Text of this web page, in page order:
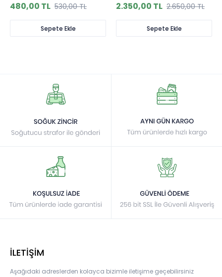
480,00 TL 530,00 TL
Sepete Ekle
2.350,00 TL 2.650,00 TL
Sepete Ekle
İLETİŞİM
Aşağıdaki adreslerden kolayca bizimle iletişime geçebilirsiniz